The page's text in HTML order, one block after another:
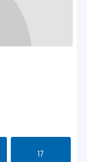
17